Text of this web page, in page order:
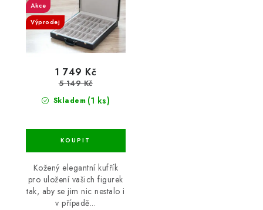
Akce
Výprodej
Skladem (1 ks)
1 749 Kč
5 149 Kč
Kožený elegantní kufřík
pro uložení vašich figurek
tak, aby se jim nic nestalo i
v případě...